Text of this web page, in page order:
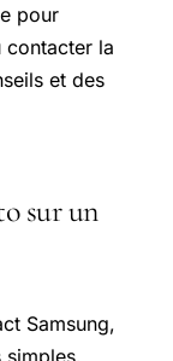
pour
contacter la
et des
sur un
Samsung,
simples.